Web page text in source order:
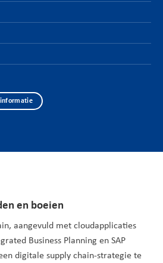
en boeien
aangevuld met cloudapplicaties
Business Planning en SAP
digitale supply chain-strategie te